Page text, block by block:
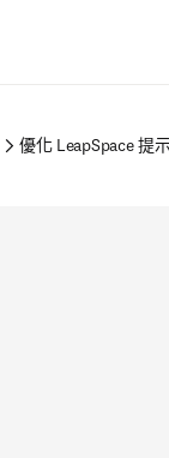
優化 LeapSpace 提